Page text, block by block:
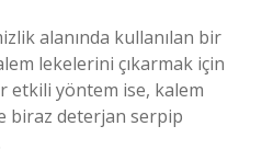
alanında kullanılan bir
lekelerini çıkarmak için
etkili yöntem ise, kalem
biraz deterjan serpip